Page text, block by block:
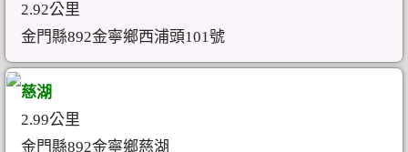
2.92公里
金門縣892金寧鄉西浦頭101號
慈湖
2.99公里
金門縣892金寧鄉慈湖